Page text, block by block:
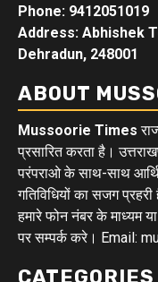
Phone: 9412051019
Address: Abhishek
Dehradun, 248001
ABOUT
Mussoorie Times
प्रसारित करता है।
परंपराओ के साथ-साथ
गतिविधियों का सजग प्रहरी
हमारे फोन नंबर के माध्यम
पर सम्पर्क करे। Email: